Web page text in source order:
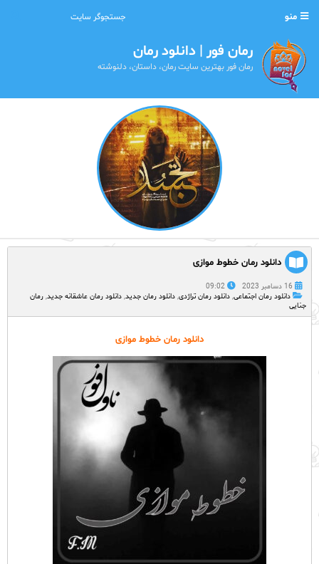
منو
رمان فور | دانلود رمان
رمان فور بهترین سایت رمان، داستان، دلنوشته
دانلود رمان خطوط موازی
16 دسامبر 2023
09:02
دانلود رمان اجتماعی, دانلود رمان تراژدی, دانلود رمان جدید, دانلود رمان عاشقانه جدید, رمان
جنایی
دانلود رمان خطوط موازی